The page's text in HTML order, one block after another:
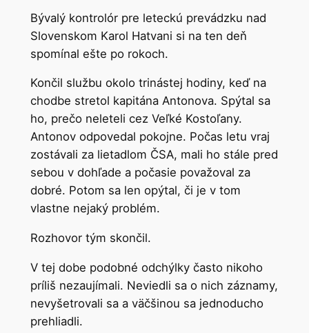
Bývalý kontrolór pre leteckú prevádzku nad
Slovenskom Karol Hatvani si na ten deň
spomínal ešte po rokoch.
Končil službu okolo trinástej hodiny, keď na
chodbe stretol kapitána Antonova. Spýtal sa
ho, prečo neleteli cez Veľké Kostoľany.
Antonov odpovedal pokojne. Počas letu vraj
zostávali za lietadlom ČSA, mali ho stále pred
sebou v dohľade a počasie považoval za
dobré. Potom sa len opýtal, či je v tom
vlastne nejaký problém.
Rozhovor tým skončil.
V tej dobe podobné odchýlky často nikoho
príliš nezaujímali. Neviedli sa o nich záznamy,
nevyšetrovali sa a väčšinou sa jednoducho
prehliadli.